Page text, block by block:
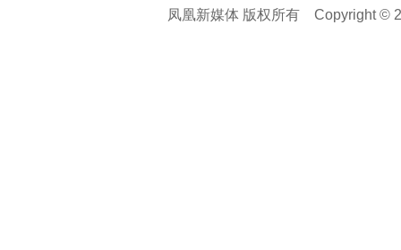
凤凰新媒体 版权所有 Copyright ©